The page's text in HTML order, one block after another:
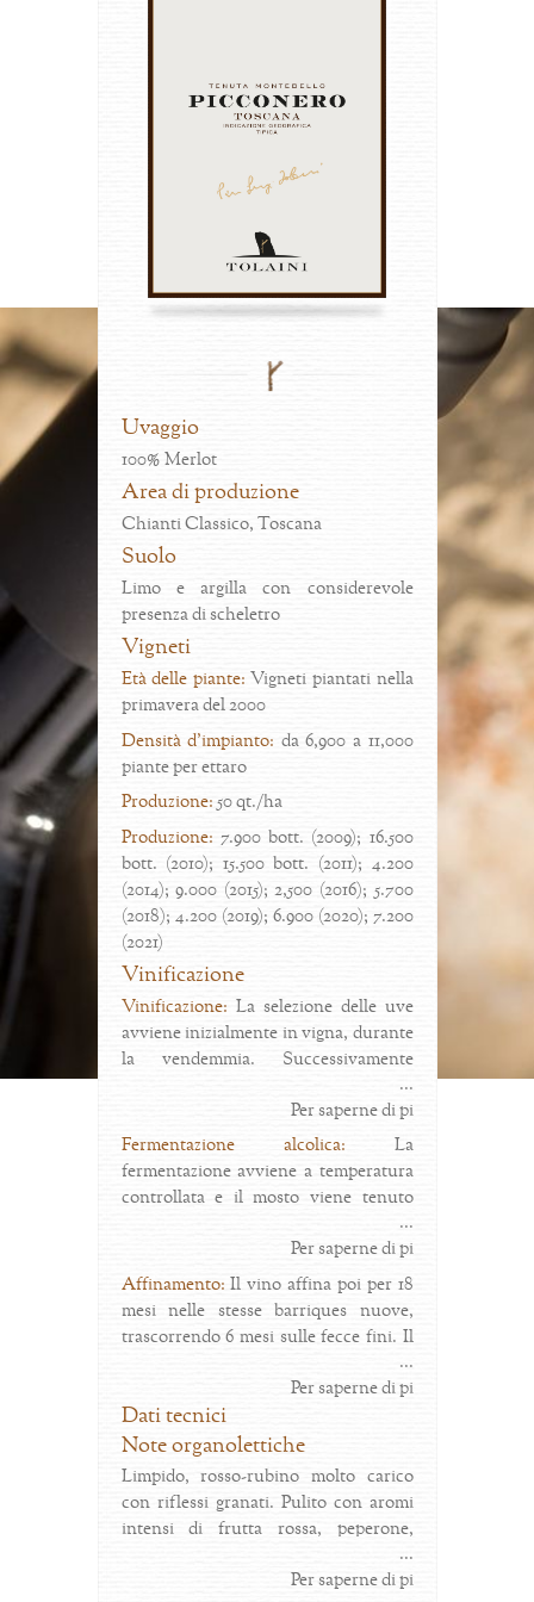
Uvaggio
100% Merlot
Area di produzione
Chianti Classico, Toscana
Suolo
Limo e argilla con considerevole
presenza di scheletro
Vigneti
Età delle piante:Vigneti piantati nella
primavera del 2000
Densità d'impianto: da 6,900 a 11,000
piante per ettaro
Produzione:50 qt./ha
Produzione: 7.900 bott. (2009); 16.500
bott. (2010); 15.500 bott. (2011); 4.200
(2014); 9.000 (2015); 2,500 (2016); 5.700
(2018); 4.200 (2019); 6.900 (2020); 7.200
(2021)
Vinificazione
Vinificazione: La selezione delle uve
avviene inizialmente in vigna, durante
la vendemmia. Successivamente
continua in cantina, con l'aiuto di una
selezionatrice ottica; i grappoli
vengono diraspati e gli acini interi
vengono immediatamente trasferiti in
barrique aperte di rovere francese.
...
Per saperne di pi
Fermentazione alcolica: La
fermentazione avviene a temperatura
controllata e il mosto viene tenuto
sulle bucce per 30 giorni. Il vino viene
messo in barriques di rovere francese,
aperte, nuove al 100%. Eseguiamo
quindi morbide follature manuali.
...
Per saperne di pi
Affinamento:Il vino affina poi per 18
mesi nelle stesse barriques nuove,
trascorrendo 6 mesi sulle fecce fini. Il
vino viene quindi imbottigliato e
riposa per altri 12 mesi prima del
rilascio sul mercato.
...
Per saperne di pi
Dati tecnici
Note organolettiche
Limpido, rosso-rubino molto carico
con riflessi granati. Pulito con aromi
intensi di frutta rossa, peperone,
liquirizia e vaniglia. Struttura
complessa con tannini morbidi e
...
Per saperne di pi